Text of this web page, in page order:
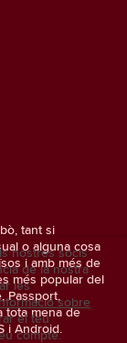
tant si
o alguna cosa
i amb més de
més popular del
Passport,
tota mena de
i Android.
nostres socis
de la nostra
les
sobre
el teu
compte.